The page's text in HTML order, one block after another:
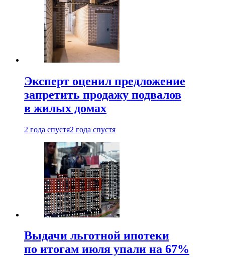
Эксперт оценил предложение
запретить продажу подвалов
в жилых домах
2 года спустя2 года спустя
Выдачи льготной ипотеки
по итогам июля упали на 67%